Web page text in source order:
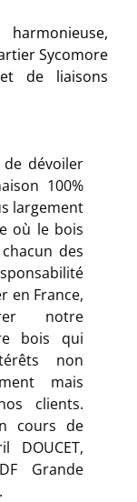
Sycomore
de liaisons
dévoiler
100%
largement
où le bois
des
en France,
notre
bois qui
non
mais
clients.
cours de
DOUCET,
Grande